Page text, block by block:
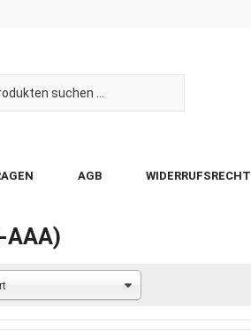
AGB WIDERRUFSRECHT
AAA)